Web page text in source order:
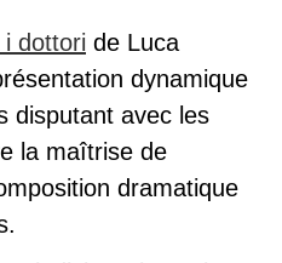
dottori de Luca
dynamique
disputant avec les
la maîtrise de
dramatique